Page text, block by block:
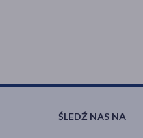
ŚLEDŹ NAS NA